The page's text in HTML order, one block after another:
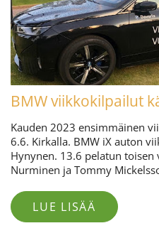
BMW viikkokilpailut
Kauden 2023 ensimmäinen
6.6. Kirkalla. BMW iX auton
Hynynen. 13.6 pelatun
Nurminen ja Tommy
LUE LISÄÄ